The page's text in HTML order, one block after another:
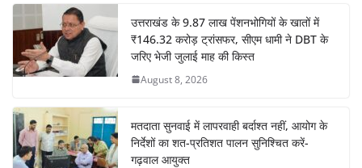
उत्तराखंड के 9.87 लाख पेंशनभोगियों के खातों में
₹146.32 करोड़ ट्रांसफर, सीएम धामी ने DBT के
जरिए भेजी जुलाई माह की किस्त
August 8, 2026
मतदाता सुनवाई में लापरवाही बर्दाश्त नहीं, आयोग के
निर्देशों का शत-प्रतिशत पालन सुनिश्चित करें-
गढ़वाल आयुक्त